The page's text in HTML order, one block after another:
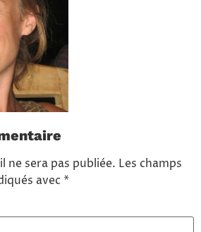
ne sera pas publiée. Les champs
avec*